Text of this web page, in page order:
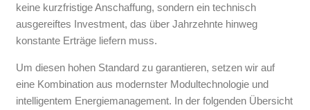
keine kurzfristige Anschaffung, sondern ein technisch
ausgereiftes Investment, das über Jahrzehnte hinweg
konstante Erträge liefern muss.
Um diesen hohen Standard zu garantieren, setzen wir auf
eine Kombination aus modernster Modultechnologie und
intelligentem Energiemanagement. In der folgenden Übersicht